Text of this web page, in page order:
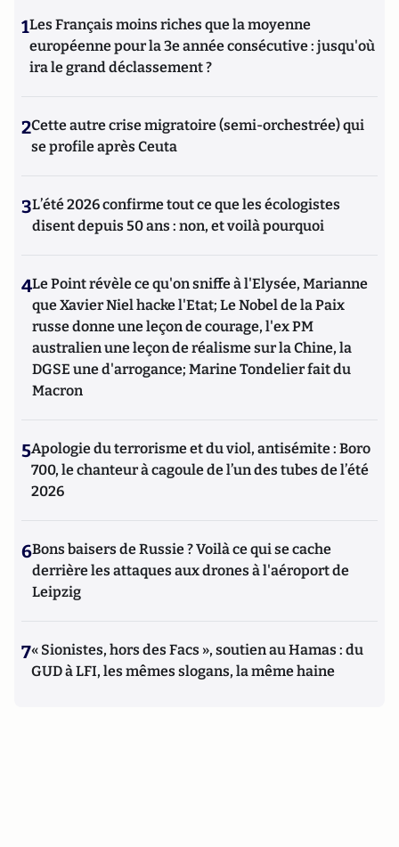
1Les Français moins riches que la moyenne
européenne pour la 3e année consécutive : jusqu'où
ira le grand déclassement ?
2Cette autre crise migratoire (semi-orchestrée) qui
se profile après Ceuta
3L’été 2026 confirme tout ce que les écologistes
disent depuis 50 ans : non, et voilà pourquoi
4Le Point révèle ce qu'on sniffe à l'Elysée, Marianne
que Xavier Niel hacke l'Etat; Le Nobel de la Paix
russe donne une leçon de courage, l'ex PM
australien une leçon de réalisme sur la Chine, la
DGSE une d'arrogance; Marine Tondelier fait du
Macron
5Apologie du terrorisme et du viol, antisémite : Boro
700, le chanteur à cagoule de l’un des tubes de l’été
2026
6Bons baisers de Russie ? Voilà ce qui se cache
derrière les attaques aux drones à l'aéroport de
Leipzig
7« Sionistes, hors des Facs », soutien au Hamas : du
GUD à LFI, les mêmes slogans, la même haine